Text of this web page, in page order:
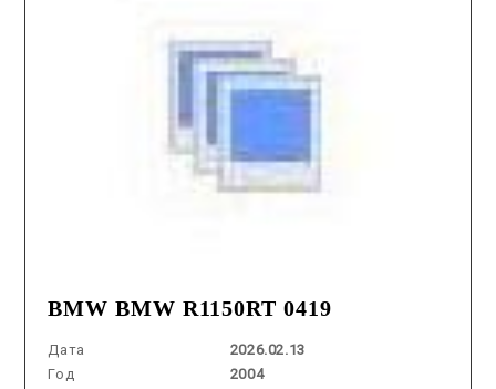
BMW BMW R1150RT 0419
Дата
2026.02.13
Год
2004